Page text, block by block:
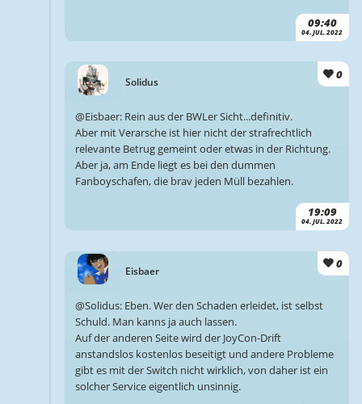
09:40
04. JUL. 2022
Solidus
0
19:09
04. JUL. 2022
@Eisbaer: Rein aus der BWLer Sicht...definitiv.
Aber mit Verarsche ist hier nicht der strafrechtlich
relevante Betrug gemeint oder etwas in der Richtung.
Aber ja, am Ende liegt es bei den dummen
Fanboyschafen, die brav jeden Müll bezahlen.
Eisbaer
0
@Solidus: Eben. Wer den Schaden erleidet, ist selbst
Schuld. Man kanns ja auch lassen.
Auf der anderen Seite wird der JoyCon-Drift
anstandslos kostenlos beseitigt und andere Probleme
gibt es mit der Switch nicht wirklich, von daher ist ein
solcher Service eigentlich unsinnig.